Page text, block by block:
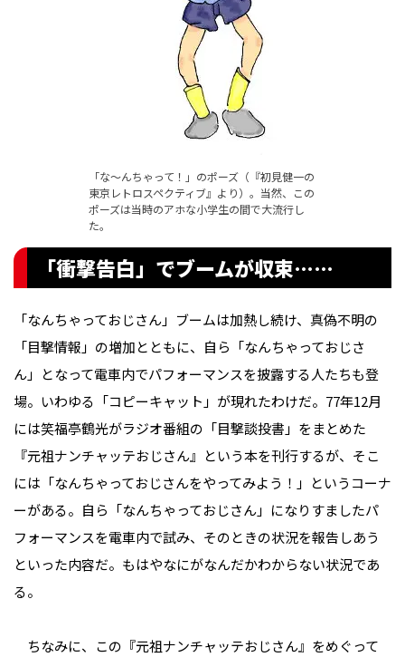
「な～んちゃって！」のポーズ（『初見健一の
東京レトロスペクティブ』より）。当然、この
ポーズは当時のアホな小学生の間で大流行し
た。
「衝撃告白」でブームが収束……
「なんちゃっておじさん」ブームは加熱し続け、真偽不明の
「目撃情報」の増加とともに、自ら「なんちゃっておじさ
ん」となって電車内でパフォーマンスを披露する人たちも登
場。いわゆる「コピーキャット」が現れたわけだ。77年12月
には笑福亭鶴光がラジオ番組の「目撃談投書」をまとめた
『元祖ナンチャッテおじさん』という本を刊行するが、そこ
には「なんちゃっておじさんをやってみよう！」というコーナ
ーがある。自ら「なんちゃっておじさん」になりすましたパ
フォーマンスを電車内で試み、そのときの状況を報告しあう
といった内容だ。もはやなにがなんだかわからない状況であ
る。
ちなみに、この『元祖ナンチャッテおじさん』をめぐって